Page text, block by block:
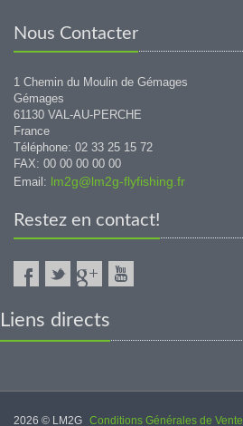
Nous Contacter
1 Chemin du Moulin de Gémages
Gémages
61130 VAL-AU-PERCHE
France
Téléphone: 02 33 25 15 72
FAX: 00 00 00 00 00
Email: lm2g@lm2g-flyfishing.fr
Restez en contact!
Liens directs
2026 © LM2G Conditions Générales de Vente